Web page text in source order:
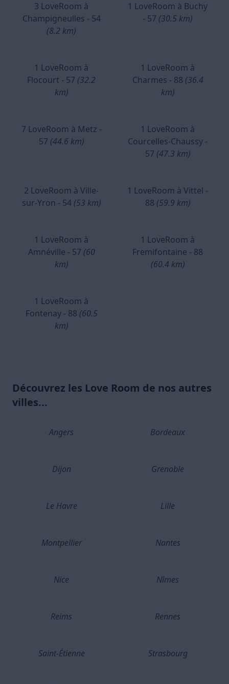
3 LoveRoom à
Champigneulles - 54
(8.2 km)
1 LoveRoom à Buchy
- 57 (30.5 km)
1 LoveRoom à
Flocourt - 57 (32.2
km)
1 LoveRoom à
Charmes - 88 (36.4
km)
7 LoveRoom à Metz -
57 (44.6 km)
1 LoveRoom à
Courcelles-Chaussy -
57 (47.3 km)
2 LoveRoom à Ville-
sur-Yron - 54 (53 km)
1 LoveRoom à Vittel -
88 (59.9 km)
1 LoveRoom à
Amnéville - 57 (60
km)
1 LoveRoom à
Fremifontaine - 88
(60.4 km)
1 LoveRoom à
Fontenay - 88 (60.5
km)
Découvrez les Love Room de nos autres
villes...
Angers Bordeaux
Dijon Grenoble
Le Havre Lille
Montpellier Nantes
Nice Nîmes
Reims Rennes
Saint-Étienne Strasbourg